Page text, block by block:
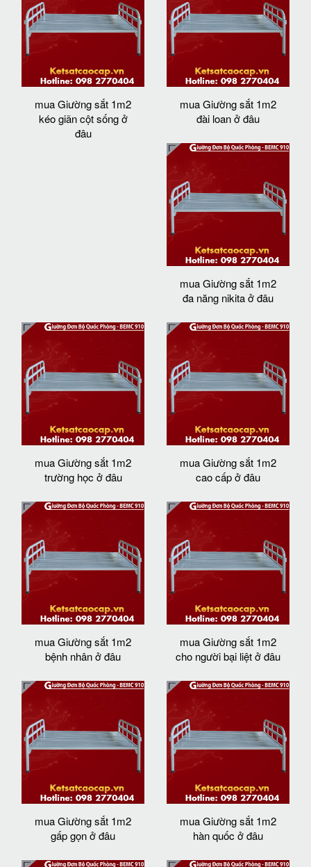
mua Giường sắt 1m2
kéo giãn cột sống ở
đâu
mua Giường sắt 1m2
đài loan ở đâu
mua Giường sắt 1m2
đa năng nikita ở đâu
mua Giường sắt 1m2
trường học ở đâu
mua Giường sắt 1m2
cao cấp ở đâu
mua Giường sắt 1m2
bệnh nhân ở đâu
mua Giường sắt 1m2
cho người bại liệt ở đâu
mua Giường sắt 1m2
gấp gọn ở đâu
mua Giường sắt 1m2
hàn quốc ở đâu